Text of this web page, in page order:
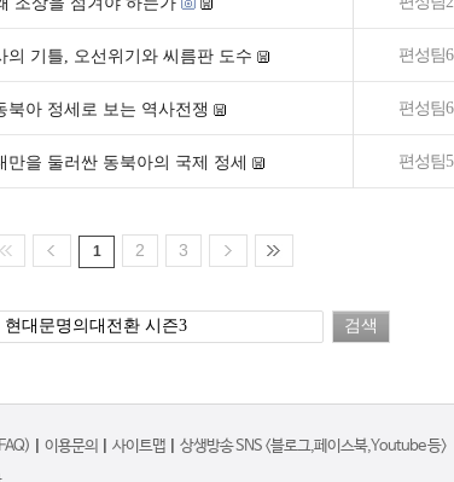
의 기틀, 오선위기와 씨름판 도수 편성팀6
북아 정세로 보는 역사전쟁 편성팀6
만을 둘러싼 동북아의 국제 정세 편성팀5
1 2 3
이용문의 사이트맵
상생방송 SNS <블로그,페이스북,Youtube 등>